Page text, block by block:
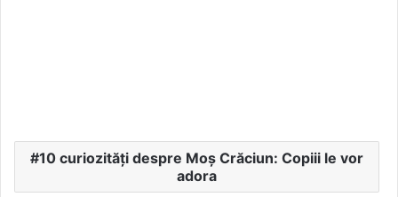
10 curiozități despre Moș Crăciun: Copiii le vor
adora